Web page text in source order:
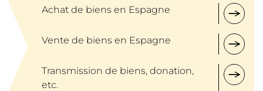
Achat de biens en Espagne
Vente de biens en Espagne
Transmission de biens, donation,
etc.